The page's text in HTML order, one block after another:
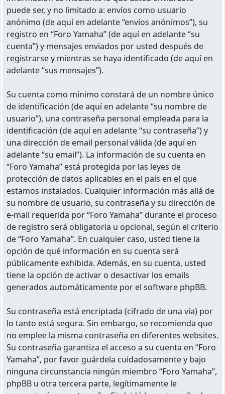
puede ser, y no limitado a: envíos como usuario
anónimo (de aquí en adelante “envíos anónimos”), su
registro en “Foro Yamaha” (de aquí en adelante “su
cuenta”) y mensajes enviados por usted después de
registrarse y mientras se haya identificado (de aquí en
adelante “sus mensajes”).
Su cuenta como mínimo constará de un nombre único
de identificación (de aquí en adelante “su nombre de
usuario”), una contraseña personal empleada para la
identificación (de aquí en adelante “su contraseña”) y
una dirección de email personal válida (de aquí en
adelante “su email”). La información de su cuenta en
“Foro Yamaha” está protegida por las leyes de
protección de datos aplicables en el país en el que
estamos instalados. Cualquier información más allá de
su nombre de usuario, su contraseña y su dirección de
e-mail requerida por “Foro Yamaha” durante el proceso
de registro será obligatoria u opcional, según el criterio
de “Foro Yamaha”. En cualquier caso, usted tiene la
opción de qué información en su cuenta será
públicamente exhibida. Además, en su cuenta, usted
tiene la opción de activar o desactivar los emails
generados automáticamente por el software phpBB.
Su contraseña está encriptada (cifrado de una vía) por
lo tanto está segura. Sin embargo, se recomienda que
no emplee la misma contraseña en diferentes websites.
Su contraseña garantiza el acceso a su cuenta en “Foro
Yamaha”, por favor guárdela cuidadosamente y bajo
ninguna circunstancia ningún miembro “Foro Yamaha”,
phpBB u otra tercera parte, legítimamente le